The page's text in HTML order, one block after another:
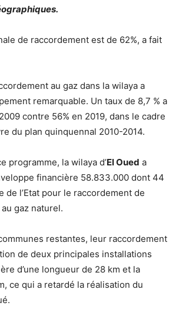
de raccordement est de 62%, a fait
au gaz dans la wilaya a
remarquable. Un taux de 8,7 % a
contre 56% en 2019, dans le cadre
du plan quinquennal 2010-2014.
programme, la wilaya d’El Oued a
financière 58.833.000 dont 44
de l’Etat pour le raccordement de
gaz naturel.
restantes, leur raccordement
de deux principales installations
d’une longueur de 28 km et la
ce qui a retardé la réalisation du